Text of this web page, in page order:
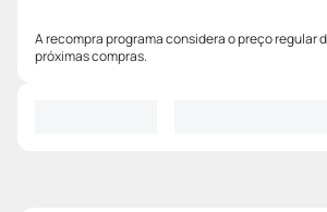
A recompra programa considera o preço regular
próximas compras.